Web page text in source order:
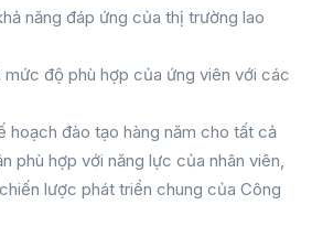
năng đáp ứng của thị trường lao
mức độ phù hợp của ứng viên với các
hoạch đào tạo hàng năm cho tất cả
phù hợp với năng lực của nhân viên,
lược phát triển chung của Công